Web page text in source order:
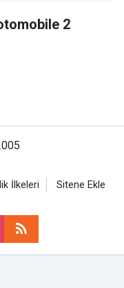
2
İlkeleri Sitene Ekle